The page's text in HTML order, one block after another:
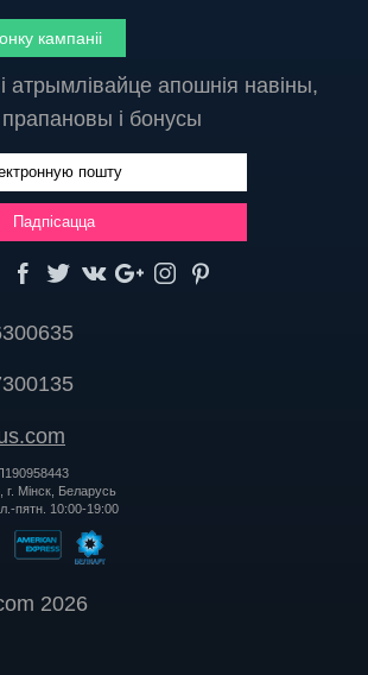
кампаніі
атрымлівайце апошнія навіны,
і бонусы
Мінск, Беларусь
пятн. 10:00-19:00
2026